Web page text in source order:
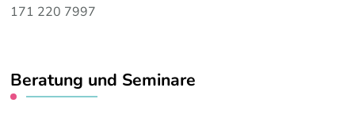
171 220 7997
Beratung und Seminare